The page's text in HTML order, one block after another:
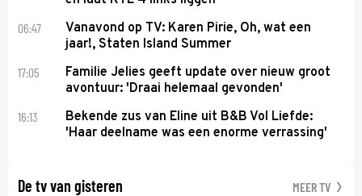
06:47
Vanavond op TV: Karen Pirie, Oh, wat een
jaar!, Staten Island Summer
17:05
Familie Jelies geeft update over nieuw groot
avontuur: 'Draai helemaal gevonden'
16:13
Bekende zus van Eline uit B&B Vol Liefde:
'Haar deelname was een enorme verrassing'
De tv van gisteren MEER TV